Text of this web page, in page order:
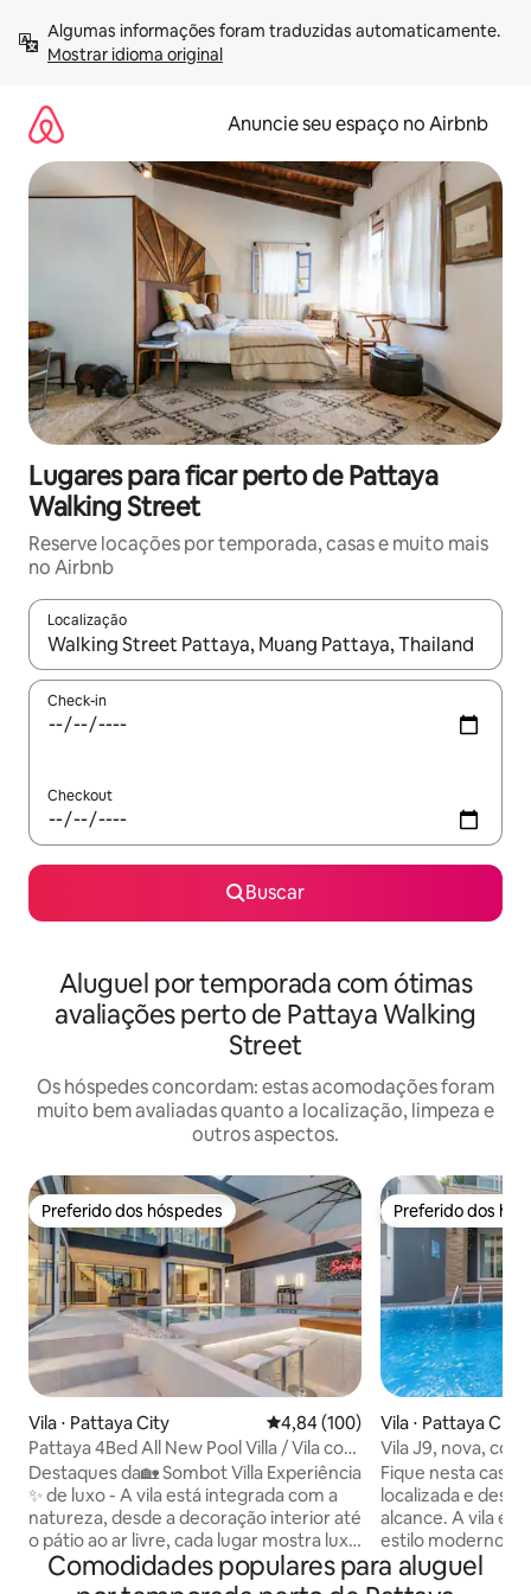
para
Mostrar idioma original
Anuncie seu espaço no Airbnb
Lugares para ficar perto de Pattaya
Walking Street
Reserve locações por temporada, casas e muito mais
no Airbnb
Localização
Quando os resultados estiverem disponíveis, explore-os
Check-in
Checkout
Buscar
Aluguel por temporada com ótimas
avaliações perto de Pattaya Walking
Street
Os hóspedes concordam: estas acomodações foram
muito bem avaliadas quanto a localização, limpeza e
outros aspectos.
Preferido dos hóspedes
Preferido dos hóspedes
Vila ⋅ Pattaya City 4,84 de uma avaliação média de
4,84 (100)
Pattaya 4Bed All New Pool Villa / Vila com
piscina de 4 camas e 5 banheiros em
Pattaya
Destaques da🏡 Sombot Villa Experiência
✨ de luxo - A vila está integrada com a
natureza, desde a decoração interior até
o pátio ao ar livre, cada lugar mostra luxo
e beleza requintada. 🛏 Quartos
espaçosos e confortáveis – 4 quartos
Preferido dos
Preferido dos
Vila ⋅ Pattaya City
Vila J9, nova,
banheiros e
Street de Pattaya
têm banheiro
Fique nesta casa
localizada e
alcance. A vila é
estilo moderno,
refrescante,
vila tem um total
Comodidades populares para aluguel